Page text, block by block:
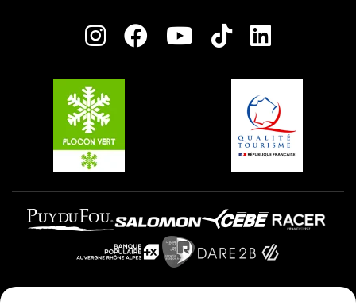
Charta der Engagierten Akteure
Plagne Villages
Plagne Aime 2000